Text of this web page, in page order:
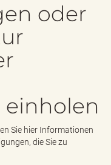
-
e
n
d
oder
Sie hier Informationen
die Sie zu